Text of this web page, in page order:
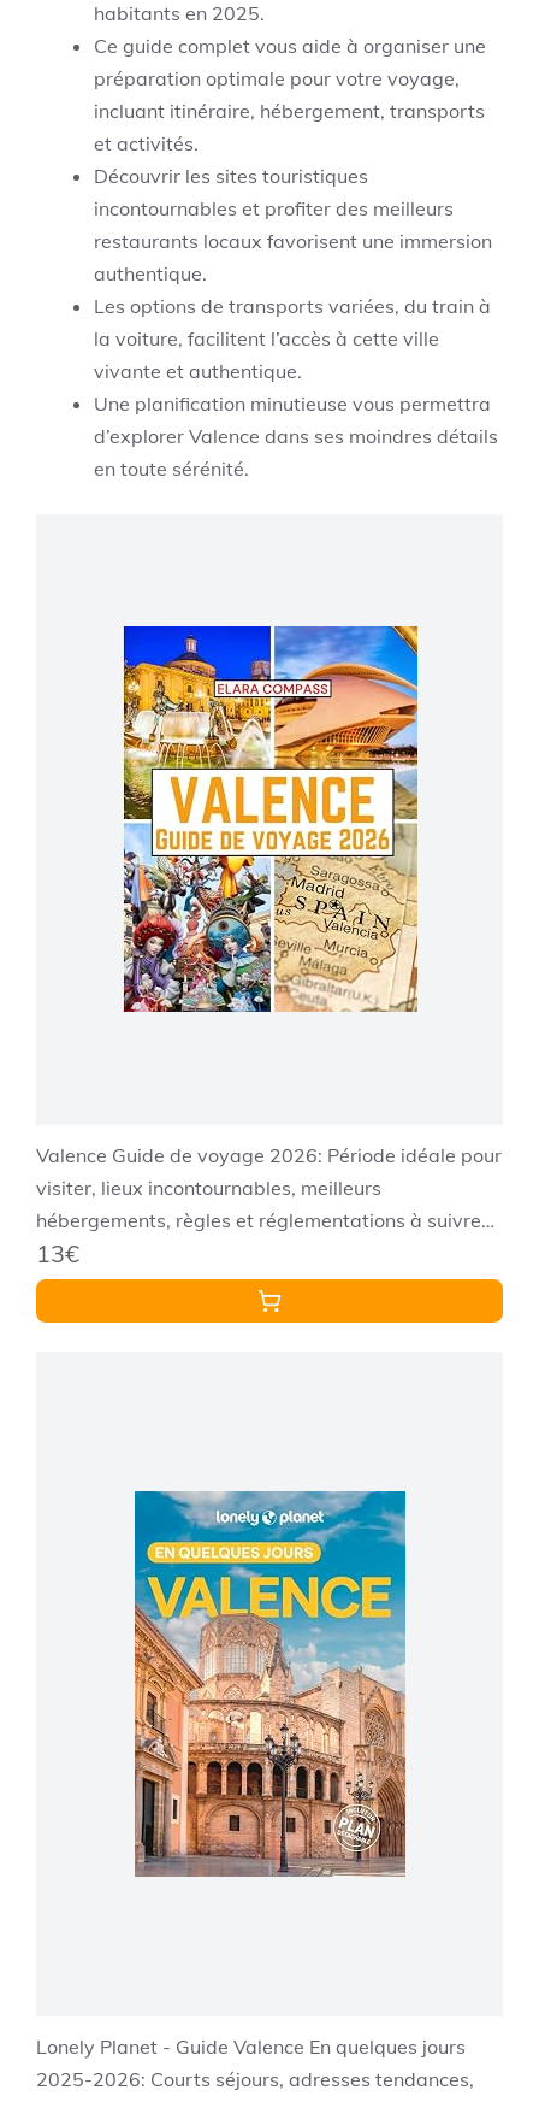
habitants en 2025.
Ce guide complet vous aide à organiser une
préparation optimale pour votre voyage,
incluant itinéraire, hébergement, transports
et activités.
Découvrir les sites touristiques
incontournables et profiter des meilleurs
restaurants locaux favorisent une immersion
authentique.
Les options de transports variées, du train à
la voiture, facilitent l’accès à cette ville
vivante et authentique.
Une planification minutieuse vous permettra
d’explorer Valence dans ses moindres détails
en toute sérénité.
Valence Guide de voyage 2026: Période idéale pour
visiter, lieux incontournables, meilleurs
hébergements, règles et réglementations à suivre
et meilleurs restaurants du pays
13€
Lonely Planet - Guide Valence En quelques jours
2025-2026: Courts séjours, adresses tendances,